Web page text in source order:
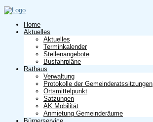
Home
Aktuelles
Aktuelles
Terminkalender
Stellenangebote
Busfahrpläne
Rathaus
Verwaltung
Protokolle der Gemeinderatssitzungen
Ortsmittelpunkt
Satzungen
AK Mobilität
Anmietung Gemeinderäume